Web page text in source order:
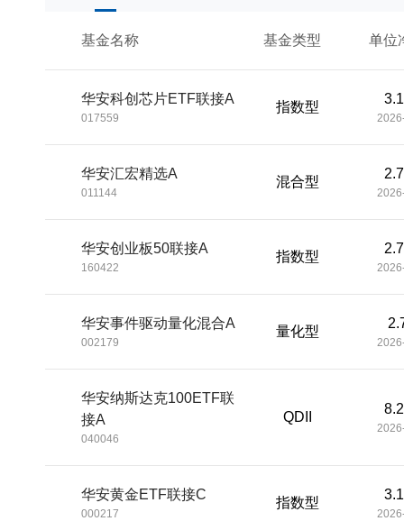
基金名称 基金类型 单位
华安科创芯片ETF联接A
017559
指数型
华安汇宏精选A
011144
混合型
华安创业板50联接A
160422
指数型
华安事件驱动量化混合A
002179
量化型
华安纳斯达克100ETF联
接A
040046
QDII
华安黄金ETF联接C
000217
指数型